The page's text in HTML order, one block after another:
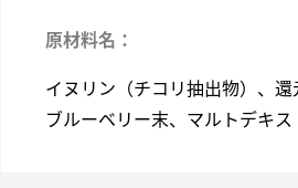
原材料名：
イヌリン（チコリ抽出物）、
ブルーベリー末、マルトデキ